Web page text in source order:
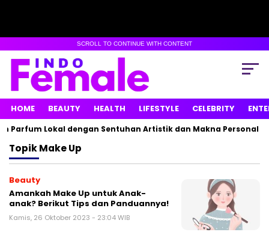
SCROLL TO CONTINUE WITH CONTENT
HOME BEAUTY HEALTH LIFESTYLE CELEBRITY
Parfum Lokal dengan Sentuhan Artistik dan Makna Personal
TopikMake Up
Beauty
Amankah Make Up untuk Anak-
anak? Berikut Tips dan Panduannya!
Kamis, 26 Oktober 2023 - 23:04 WIB